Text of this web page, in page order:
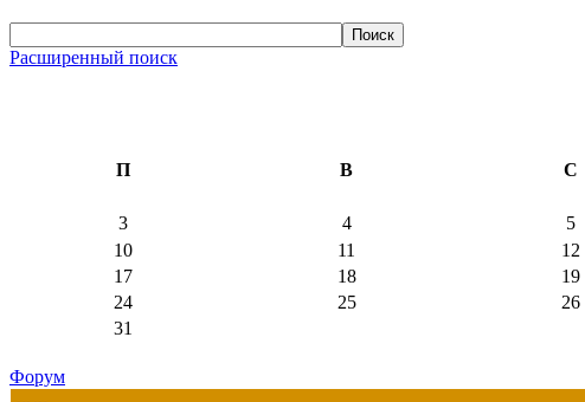
Расширенный поиск
П В С
3
4 5
10
11 12
17
18 19
24
25 26
31
Форум